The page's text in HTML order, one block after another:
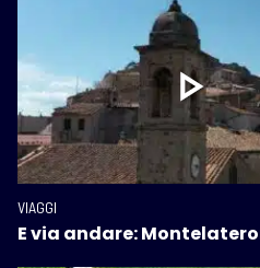
VIAGGI
E via andare: